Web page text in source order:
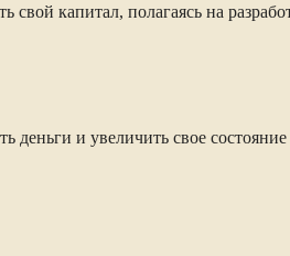
капитал, полагаясь на
и увеличить свое состояние